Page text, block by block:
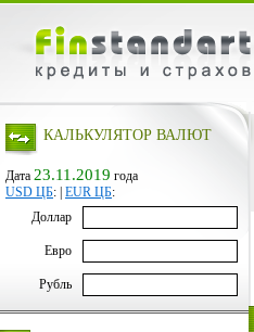
КАЛЬКУЛЯТОР ВАЛЮТ
Дата 23.11.2019 года
USD ЦБ: EUR ЦБ:
Доллар
Евро
Рубль